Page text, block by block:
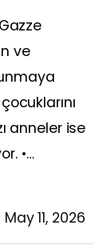
ve
anneler ise
•…
May 11, 2026